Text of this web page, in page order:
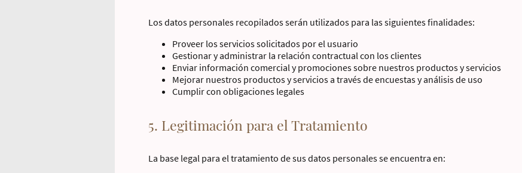
Los datos personales recopilados serán utilizados para las siguientes finalidades:
Proveer los servicios solicitados por el usuario
Gestionar y administrar la relación contractual con los clientes
Enviar información comercial y promociones sobre nuestros productos y servicios
Mejorar nuestros productos y servicios a través de encuestas y análisis de uso
Cumplir con obligaciones legales
5. Legitimación para el Tratamiento
La base legal para el tratamiento de sus datos personales se encuentra en: